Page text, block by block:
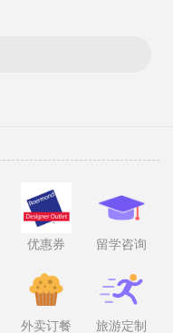
优惠券 留学咨询
外卖订餐 旅游定制